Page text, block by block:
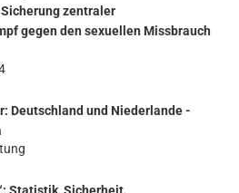
zentraler
gegen den sexuellen Missbrauch
Deutschland und Niederlande -